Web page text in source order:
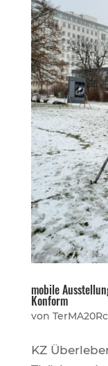
mobile
Konform
von
KZ